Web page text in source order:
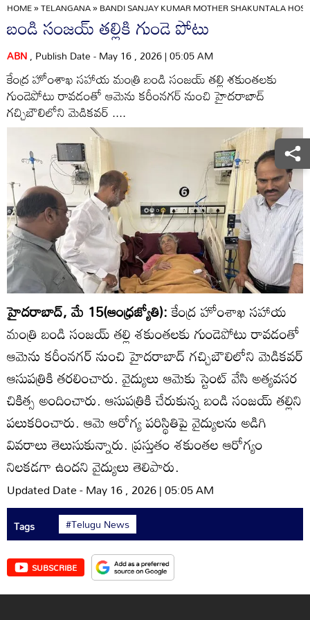
HOME»TELANGANA»BANDI SANJAY KUMAR MOTHER SHAKUNTALA
బండి సంజయ్‌ తల్లికి గుండె పోటు
ABN, Publish Date - May 16 , 2026 | 05:05 AM
కేంద్ర హోంశాఖ సహాయ మంత్రి బండి సంజయ్‌ తల్లి శకుంతలకు
గుండెపోటు రావడంతో ఆమెను కరీంనగర్‌ నుంచి హైదరాబాద్‌
గచ్చిబౌలిలోని మెడికవర్‌ ....
హైదరాబాద్‌, మే 15(ఆంధ్రజ్యోతి):కేంద్ర హోంశాఖ సహాయ
మంత్రి బండి సంజయ్‌ తల్లి శకుంతలకు గుండెపోటు రావడంతో
ఆమెను కరీంనగర్‌ నుంచి హైదరాబాద్‌ గచ్చిబౌలిలోని మెడికవర్‌
ఆసుపత్రికి తరలించారు. వైద్యులు ఆమెకు స్టెంట్‌ వేసి అత్యవసర
చికిత్స అందించారు. ఆసుపత్రికి చేరుకున్న బండి సంజయ్‌ తల్లిని
పలుకరించారు. ఆమె ఆరోగ్య పరిస్థితిపై వైద్యులను అడిగి
వివరాలు తెలుసుకున్నారు. ప్రస్తుతం శకుంతల ఆరోగ్యం
నిలకడగా ఉందని వైద్యులు తెలిపారు.
Updated Date - May 16 , 2026 | 05:05 AM
Tags #Telugu News
SUBSCRIBE